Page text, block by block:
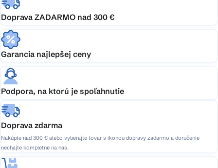
Doprava ZADARMO nad 300 €
Garancia najlepšej ceny
Podpora, na ktorú je spoľahnutie
Doprava zdarma
Nakúpte nad 300 € alebo vyberajte tovar s ikonou dopravy zadarmo a doručenie
nechajte kompletne na nás.